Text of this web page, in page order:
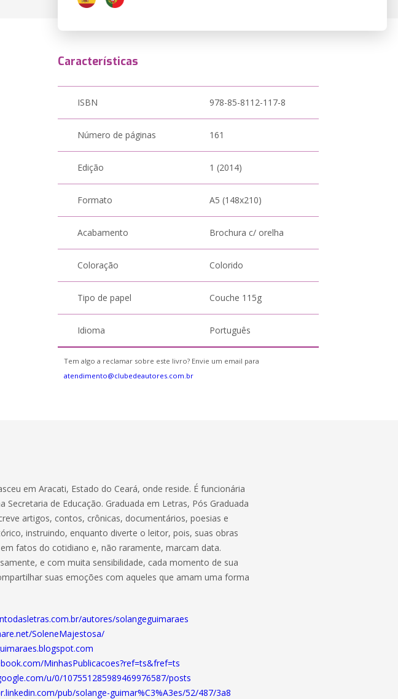
Características
ISBN 978-85-8112-117-8
Número de páginas 161
Edição 1 (2014)
Formato A5 (148x210)
Acabamento Brochura c/ orelha
Coloração Colorido
Tipo de papel Couche 115g
Idioma Português
Tem algo a reclamar sobre este livro? Envie um email para
atendimento@clubedeautores.com.br
em Aracati, Estado do Ceará, onde reside. É funcionária
Secretaria de Educação. Graduada em Letras, Pós Graduada
artigos, contos, crônicas, documentários, poesias e
instruindo, enquanto diverte o leitor, pois, suas obras
fatos do cotidiano e, não raramente, marcam data.
e com muita sensibilidade, cada momento de sua
suas emoções com aqueles que amam uma forma
autores/solangeguimaraes
SoleneMajestosa/
MinhasPublicacoes?ref=ts&fref=ts
u/0/107551285989469976587/posts
pub/solange-guimar%C3%A3es/52/487/3a8